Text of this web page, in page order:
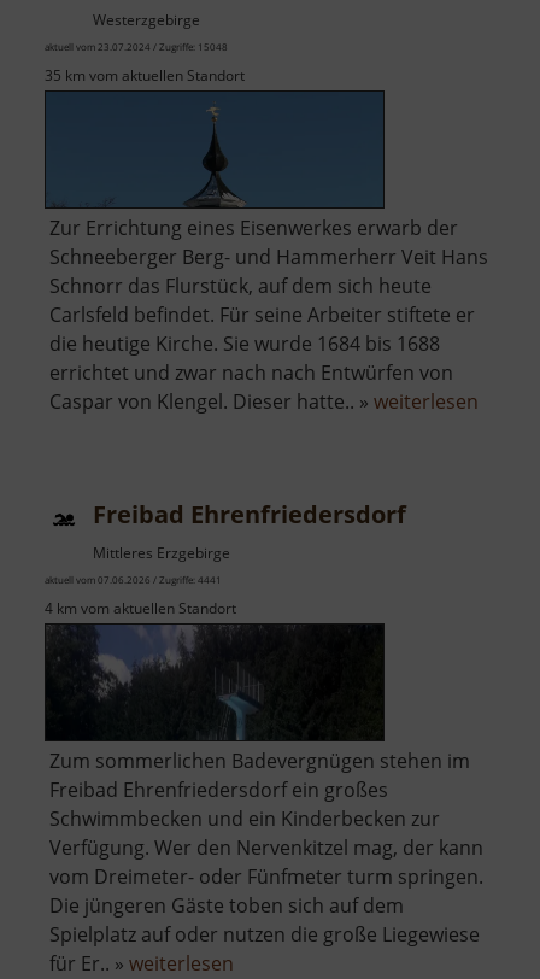
Westerzgebirge
aktuell vom 23.07.2024 / Zugriffe: 15048
35 km vom aktuellen Standort
Zur Errichtung eines Eisenwerkes erwarb der
Schneeberger Berg- und Hammerherr Veit Hans
Schnorr das Flurstück, auf dem sich heute
Carlsfeld befindet. Für seine Arbeiter stiftete er
die heutige Kirche. Sie wurde 1684 bis 1688
errichtet und zwar nach nach Entwürfen von
Caspar von Klengel. Dieser hatte.. » weiterlesen
Freibad Ehrenfriedersdorf
Mittleres Erzgebirge
aktuell vom 07.06.2026 / Zugriffe: 4441
4 km vom aktuellen Standort
Zum sommerlichen Badevergnügen stehen im
Freibad Ehrenfriedersdorf ein großes
Schwimmbecken und ein Kinderbecken zur
Verfügung. Wer den Nervenkitzel mag, der kann
vom Dreimeter- oder Fünfmeter turm springen.
Die jüngeren Gäste toben sich auf dem
Spielplatz auf oder nutzen die große Liegewiese
für Er.. » weiterlesen